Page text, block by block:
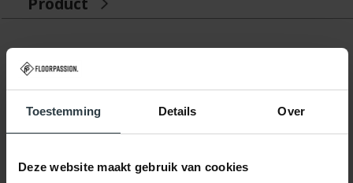
Toestemming Details Over
Deze website maakt gebruik van cookies
Gerelateerde producten